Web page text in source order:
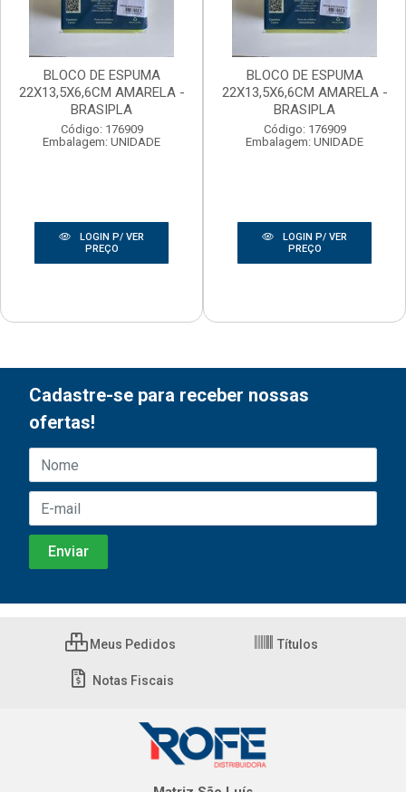
BLOCO DE ESPUMA
22X13,5X6,6CM AMARELA -
BRASIPLA
Código: 176909
Embalagem: UNIDADE
LOGIN P/ VER
PREÇO
BLOCO DE ESPUMA
22X13,5X6,6CM AMARELA -
BRASIPLA
Código: 176909
Embalagem: UNIDADE
LOGIN P/ VER
PREÇO
Cadastre-se para receber nossas
ofertas!
Meus Pedidos Títulos
Notas Fiscais